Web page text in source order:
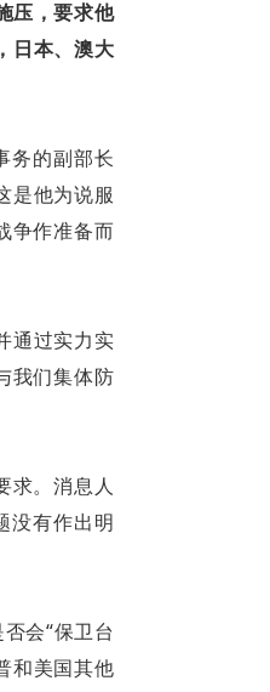
压，要求他
日本、澳大
务的副部长
是他为说服
争作准备而
通过实力实
我们集体防
求。消息人
没有作出明
会“保卫台
和美国其他